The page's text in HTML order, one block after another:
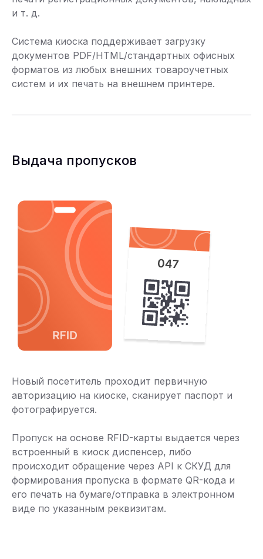
и т. д.
Система киоска поддерживает загрузку
документов PDF/HTML/стандартных офисных
форматов из любых внешних товароучетных
систем и их печать на внешнем принтере.
Выдача пропусков
Новый посетитель проходит первичную
авторизацию на киоске, сканирует паспорт и
фотографируется.
Пропуск на основе RFID-карты выдается через
встроенный в киоск диспенсер, либо
происходит обращение через API к СКУД для
формирования пропуска в формате QR-кода и
его печать на бумаге/отправка в электронном
виде по указанным реквизитам.